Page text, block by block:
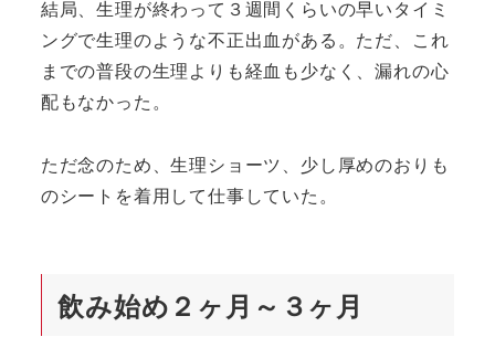
結局、生理が終わって３週間くらいの早いタイミ
ングで生理のような不正出血がある。ただ、これ
までの普段の生理よりも経血も少なく、漏れの心
配もなかった。
ただ念のため、生理ショーツ、少し厚めのおりも
のシートを着用して仕事していた。
飲み始め２ヶ月～３ヶ月